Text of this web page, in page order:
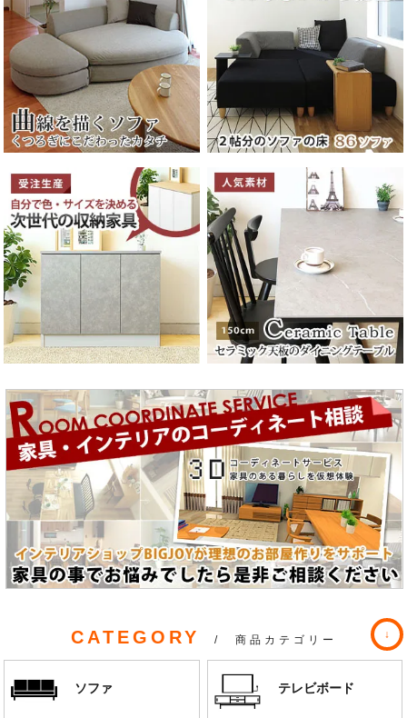
CATEGORY / 商品カテゴリー
ソファ テレビボード